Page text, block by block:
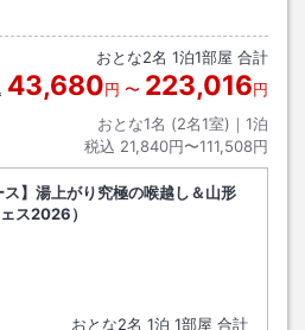
おとな2名 1泊1部屋 合計
43,680円 〜 223,016円
おとな1名 (2名1室)｜ 1泊
税込 21,840円〜111,508円
】湯上がり究極の喉越し＆山形
ス2026）
おとな2名 1泊 1部屋 合計